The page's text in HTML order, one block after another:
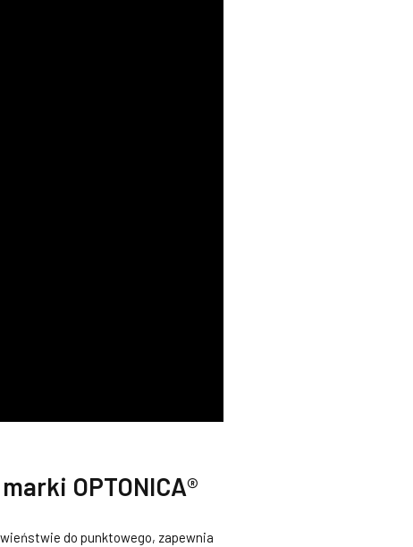
OPTONICA®
do punktowego, zapewnia